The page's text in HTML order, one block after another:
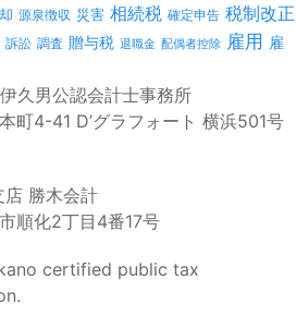
源泉徴収 災害 相続税 確定申告 税制改正
訴訟 調査 贈与税 退職金 配偶者控除 雇用 雇
久男公認会計士事務所
町4-41 D’グラフォート 横浜501号
店 勝木会計
順化2丁目4番17号
certified public tax